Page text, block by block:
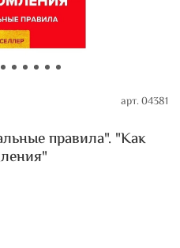
арт.04381
правила". "Как